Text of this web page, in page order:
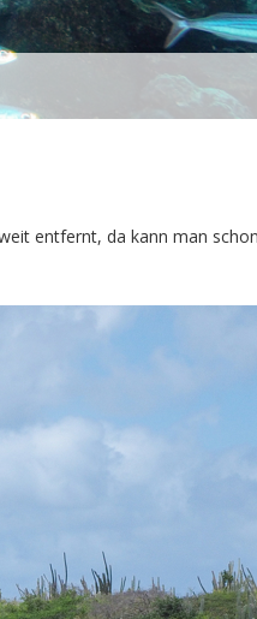
entfernt, da kann man